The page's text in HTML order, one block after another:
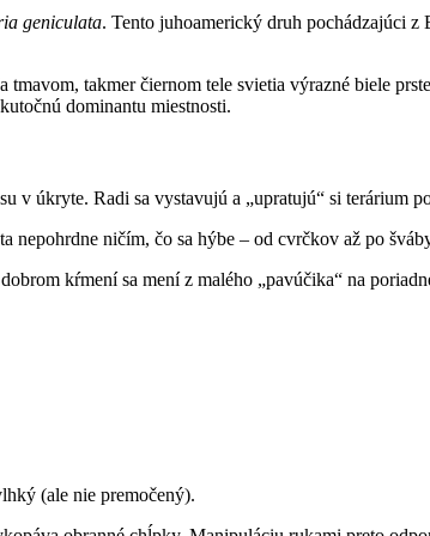
geniculata. Tento juhoamerický druh pochádzajúci
tmavom, takmer čiernom tele svietia výrazné biele
dominantu miestnosti.
v úkryte. Radi sa vystavujú a „upratujú“ si terárium
nepohrdne ničím, čo sa hýbe – od cvrčkov až po
kŕmení sa mení z malého „pavúčika“ na
(ale nie premočený).